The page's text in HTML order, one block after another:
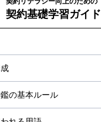
契約基礎学習ガイド
の基本ルール